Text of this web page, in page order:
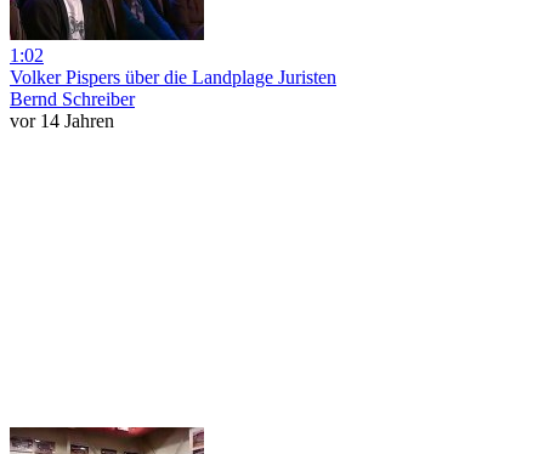
1:02
Volker Pispers über die Landplage Juristen
Bernd Schreiber
vor 14 Jahren